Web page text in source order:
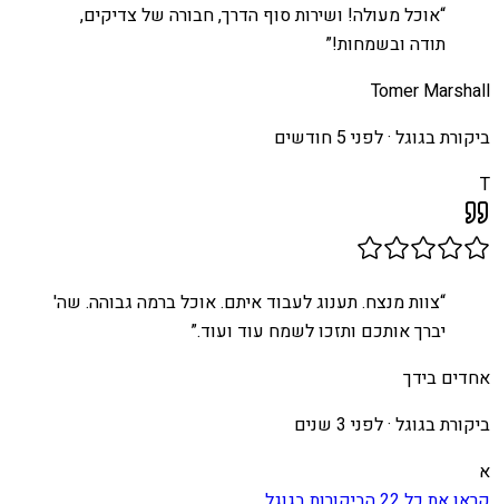
“אוכל מעולה! ושירות סוף הדרך, חבורה של צדיקים,
תודה ובשמחות!”
Tomer Marshall
ביקורת בגוגל ·לפני 5 חודשים
T
“צוות מנצח. תענוג לעבוד איתם. אוכל ברמה גבוהה. שה'
יברך אותכם ותזכו לשמח עוד ועוד.”
אחדים בידך
ביקורת בגוגל ·לפני 3 שנים
א